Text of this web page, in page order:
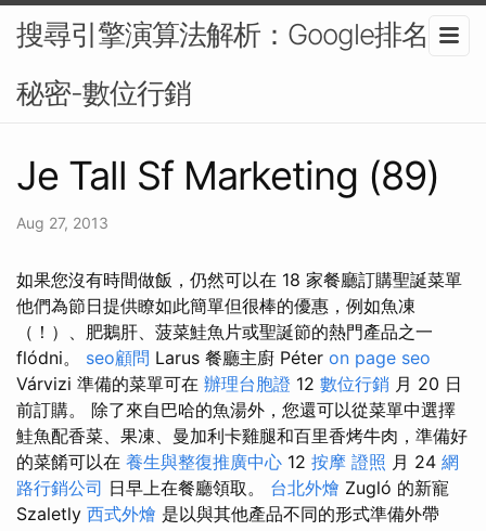
搜尋引擎演算法解析：Google排名的
秘密-數位行銷
Je Tall Sf Marketing (89)
Aug 27, 2013
如果您沒有時間做飯，仍然可以在 18 家餐廳訂購聖誕菜單
他們為節日提供瞭如此簡單但很棒的優惠，例如魚凍
（！）、肥鵝肝、菠菜鮭魚片或聖誕節的熱門產品之一
flódni。 seo顧問 Larus 餐廳主廚 Péter on page seo
Várvizi 準備的菜單可在 辦理台胞證 12 數位行銷 月 20 日
前訂購。 除了來自巴哈的魚湯外，您還可以從菜單中選擇
鮭魚配香菜、果凍、曼加利卡雞腿和百里香烤牛肉，準備好
的菜餚可以在 養生與整復推廣中心 12 按摩 證照 月 24 網
路行銷公司 日早上在餐廳領取。 台北外燴 Zugló 的新寵
Szaletly 西式外燴 是以與其他產品不同的形式準備外帶